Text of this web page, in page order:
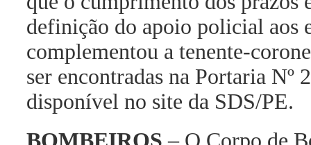
definição do apoio policial aos
complementou a tenente-
ser encontradas na Portaria Nº
disponível no site da SDS/PE.